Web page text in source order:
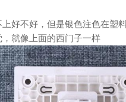
好不好，但是银色注色在塑
就像上面的西门子一样